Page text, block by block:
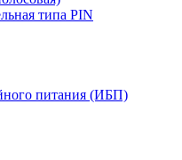
типа PIN
питания (ИБП)